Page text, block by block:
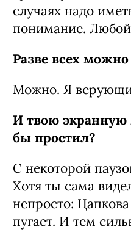
случаях надо
понимание.
Разве всех можно
Можно. Я
И твою экранную
бы простил?
С некоторой
Хотя ты сама
непросто:
пугает. И тем